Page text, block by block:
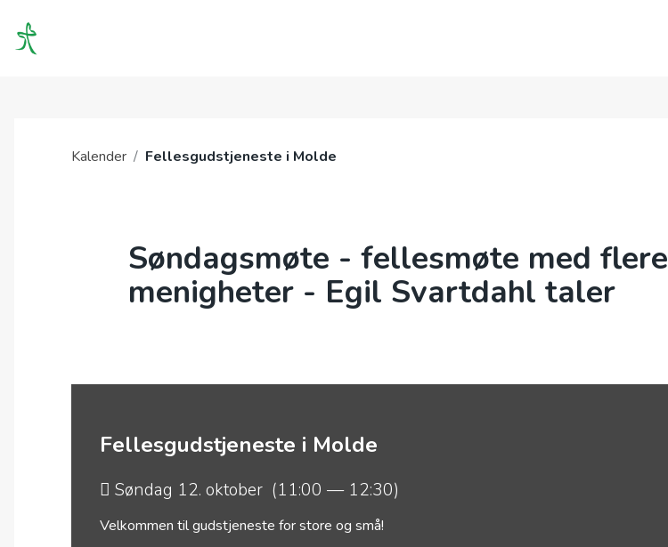
Kalender / Fellesgudstjeneste i Molde
Søndagsmøte - fellesmøte med flere
menigheter - Egil Svartdahl taler
Fellesgudstjeneste i Molde
Søndag 12. oktober (11:00 — 12:30)
Velkommen til gudstjeneste for store og små!